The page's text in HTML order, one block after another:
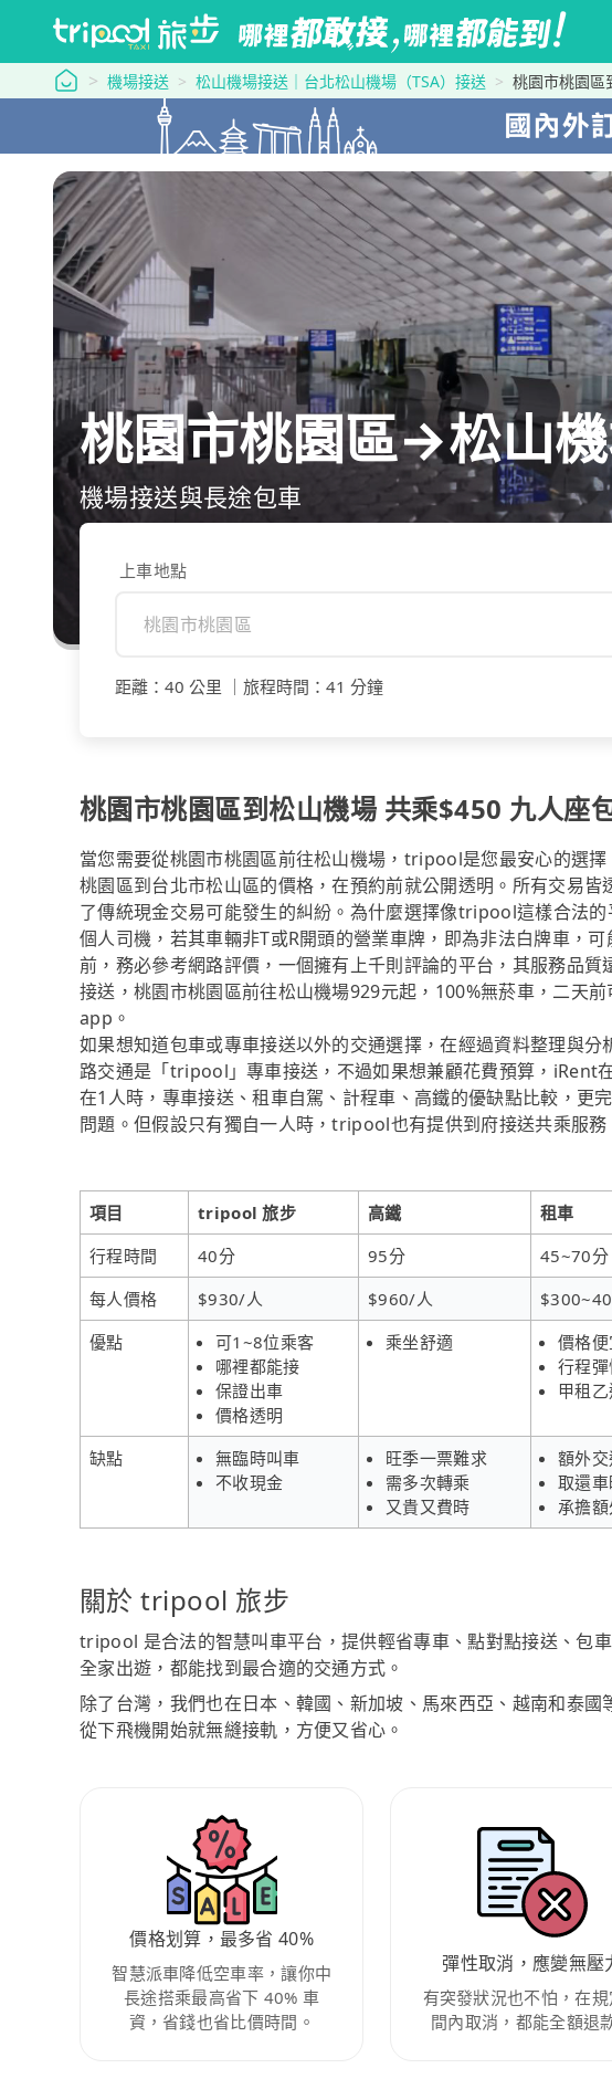
tripool 旅步
機場接送 松山機場接送｜台北松山機場（TSA）接送 桃園市桃園區
桃園市桃園區→松山
機場接送與長途包車
上車地點
距離 ： 40 公里 旅程時間 ： 41 分鐘
桃園市桃園區到松山機場 共乘$450 九人座
當您需要從桃園市桃園區前往松山機場，tripool是您最安心的選
桃園區到台北市松山區的價格，在預約前就公開透明。所有交易
了傳統現金交易可能發生的糾紛。為什麼選擇像tripool這樣合法
個人司機，若其車輛非T或R開頭的營業車牌，即為非法白牌車，
前，務必參考網路評價，一個擁有上千則評論的平台，其服務品
接送，桃園市桃園區前往松山機場929元起，100%無菸車，二天
app。
如果想知道包車或專車接送以外的交通選擇，在經過資料整理與
路交通是「tripool」專車接送，不過如果想兼顧花費預算，iRent
在1人時，專車接送、租車自駕、計程車、高鐵的優缺點比較，更
問題。但假設只有獨自一人時，tripool也有提供到府接送共乘服務
項目 tripool 旅步 高鐵 租車
行程時間
40分 95分 45~70分
每人價格
$930/人 $960/人
優點
可1~8位乘客
哪裡都能接
保證出車
價格透明
乘坐舒適
價格便
行程彈
甲租
缺點
無臨時叫車
不收現金
旺季一票難求
需多次轉乘
又貴又費時
額外
取還
承擔
關於 tripool 旅步
tripool 是合法的智慧叫車平台，提供輕省專車、點對點接送、包
全家出遊，都能找到最合適的交通方式。
除了台灣，我們也在日本、韓國、新加坡、馬來西亞、越南和泰
從下飛機開始就無縫接軌，方便又省心。
價格划算，最多省 40%
智慧派車降低空車率，讓你中
長途搭乘最高省下 40% 車
資，省錢也省比價時間。
彈性取消，應變無壓
有突發狀況也不怕，在
間內取消，都能全額退